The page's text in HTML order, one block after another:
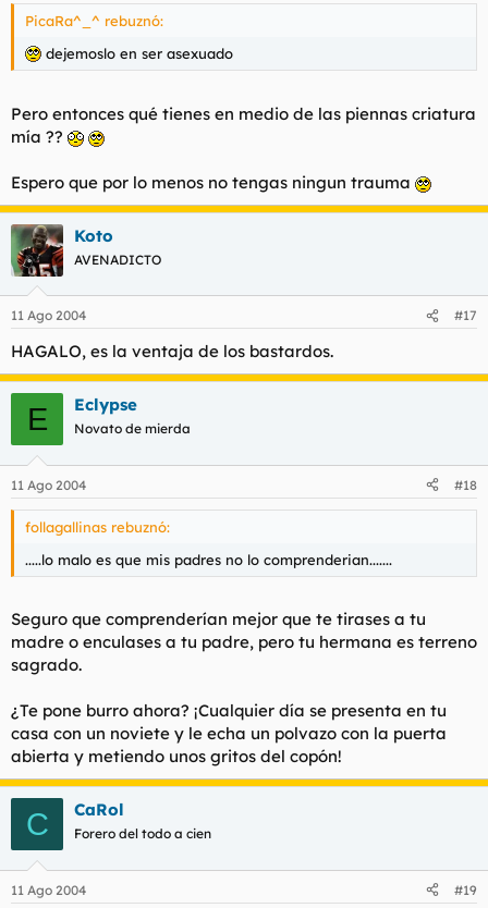
PicaRa^_^ rebuznó:
dejemoslo en ser asexuado
Pero entonces qué tienes en medio de las piennas criatura
mía ??
Espero que por lo menos no tengas ningun trauma
Koto
AVENADICTO
11 Ago 2004 #17
HAGALO, es la ventaja de los bastardos.
E Eclypse
Novato de mierda
11 Ago 2004 #18
follagallinas rebuznó:
.....lo malo es que mis padres no lo comprenderian.......
Seguro que comprenderían mejor que te tirases a tu
madre o enculases a tu padre, pero tu hermana es terreno
sagrado.
¿Te pone burro ahora? ¡Cualquier día se presenta en tu
casa con un noviete y le echa un polvazo con la puerta
abierta y metiendo unos gritos del copón!
C CaRol
Forero del todo a cien
11 Ago 2004 #19